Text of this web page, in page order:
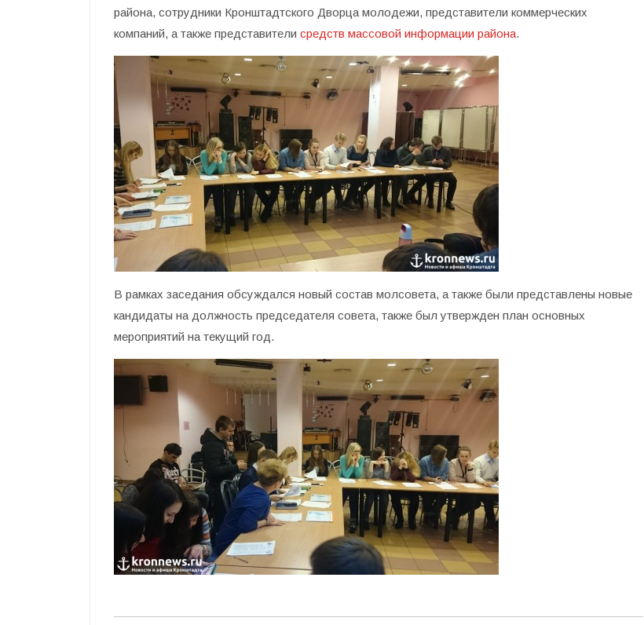
района, сотрудники Кронштадтского Дворца молодежи, представители коммерческих
компаний, а также представители средств массовой информации района.
В рамках заседания обсуждался новый состав молсовета, а также были представлены новые
кандидаты на должность председателя совета, также был утвержден план основных
мероприятий на текущий год.